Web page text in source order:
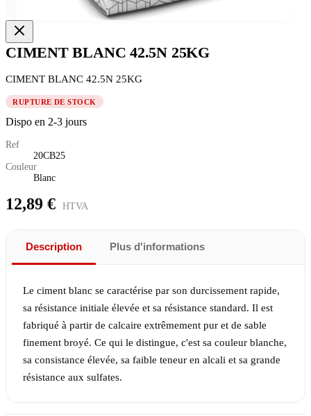
CIMENT BLANC 42.5N 25KG
CIMENT BLANC 42.5N 25KG
RUPTURE DE STOCK
Dispo en 2-3 jours
Ref
20CB25
Couleur
Blanc
12,89 € HTVA
Description Plus d'informations
Le ciment blanc se caractérise par son durcissement rapide,
sa résistance initiale élevée et sa résistance standard. Il est
fabriqué à partir de calcaire extrêmement pur et de sable
finement broyé. Ce qui le distingue, c'est sa couleur blanche,
sa consistance élevée, sa faible teneur en alcali et sa grande
résistance aux sulfates.